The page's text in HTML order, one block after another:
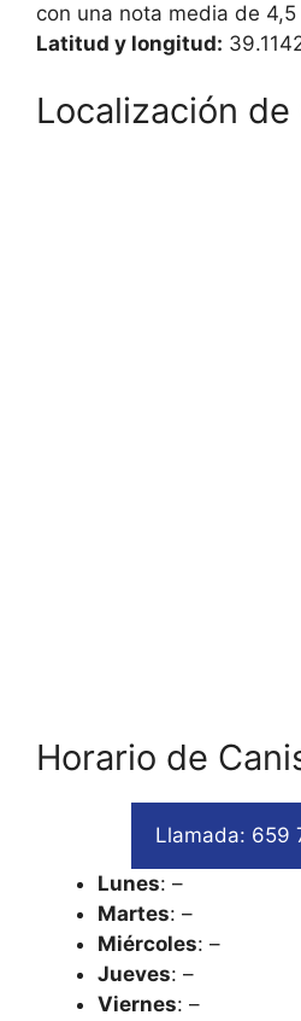
con una nota media de
Latitud y longitud:
Localización
Horario de
Llamada: 659
Lunes: –
Martes: –
Miércoles: –
Jueves: –
Viernes: –